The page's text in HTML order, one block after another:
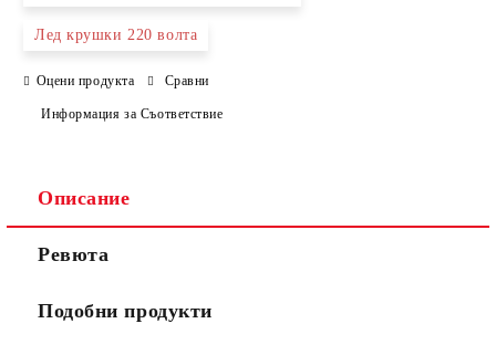
Лед крушки 220 волта
Оцени продукта Сравни
Информация за Съответствие
Описание
Ревюта
Подобни продукти